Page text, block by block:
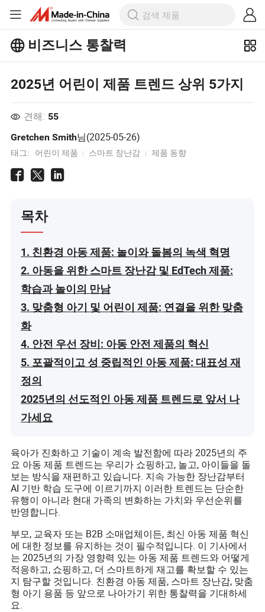
비즈니스 통찰력
사를 살펴보세요!
2025년 어린이 제품 트렌드 상위 5가지
견해: 55
Gretchen Smith님(2025-05-26)
태그: 어린이 제품 스마트 장난감 제품 동향
목차
1. 친환경 아동 제품: 놀이와 돌봄의 녹색 혁명
2. 아동을 위한 스마트 장난감 및 EdTech 제품:
학습과 놀이의 만남
3. 맞춤형 아기 및 어린이 제품: 연결을 위한 맞춤
화
4. 안전 우선 장비: 아동 안전 제품의 혁신
5. 포괄적이고 성 중립적인 아동 제품: 대표성 재
정의
2025년의 선도적인 아동 제품 트렌드로 앞서 나
가세요
육아가 진화하고 기술이 계속 발전함에 따라 2025년의 주
요 아동 제품 트렌드는 우리가 쇼핑하고, 놀고, 아이들을 돌
보는 방식을 재편하고 있습니다. 지속 가능한 장난감부터
AI 기반 학습 도구에 이르기까지 이러한 트렌드는 단순한
유행이 아니라 현대 가족의 변화하는 가치와 우선순위를
반영합니다.
부모, 교육자 또는 B2B 소매업체이든, 최신 아동 제품 혁신
에 대한 정보를 유지하는 것이 필수적입니다. 이 기사에서
는 2025년의 가장 영향력 있는 아동 제품 트렌드와 어떻게
적응하고, 쇼핑하고, 더 스마트하게 재고를 확보할 수 있는
지 탐구할 것입니다. 친환경 아동 제품, 스마트 장난감, 맞춤
형 아기 용품 등 앞으로 나아가기 위한 통찰력을 기대하세
요.